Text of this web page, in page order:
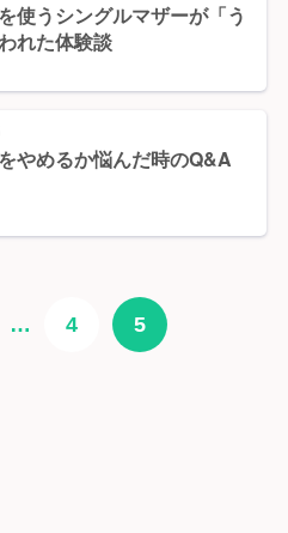
使うシングルマザーが「う
れた体験談
やめるか悩んだ時のQ&A
… 4 5